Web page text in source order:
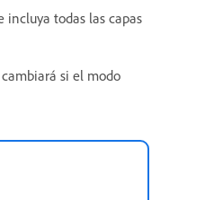
incluya todas las capas
si el modo